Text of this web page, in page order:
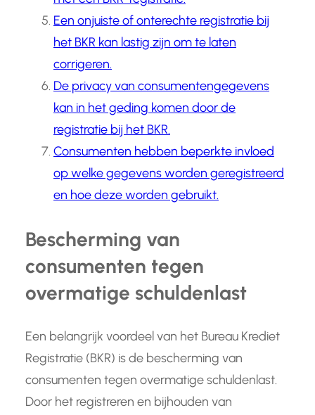
Een onjuiste of onterechte registratie bij
het BKR kan lastig zijn om te laten
corrigeren.
De privacy van consumentengegevens
kan in het geding komen door de
registratie bij het BKR.
Consumenten hebben beperkte invloed
op welke gegevens worden geregistreerd
en hoe deze worden gebruikt.
Bescherming van
consumenten tegen
overmatige schuldenlast
Een belangrijk voordeel van het Bureau Krediet
Registratie (BKR) is de bescherming van
consumenten tegen overmatige schuldenlast.
Door het registreren en bijhouden van